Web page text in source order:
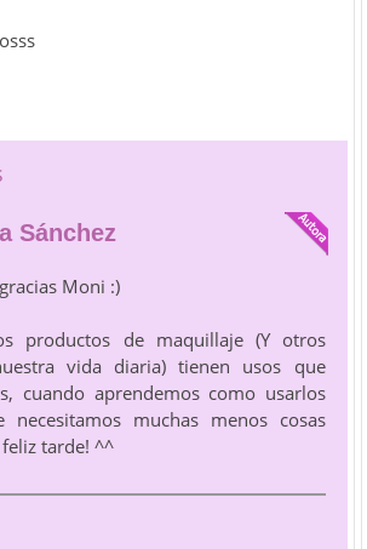
Sánchez
Moni :)
productos de maquillaje (Y otros
vida diaria) tienen usos que
cuando aprendemos como usarlos
necesitamos muchas menos cosas
tarde! ^^